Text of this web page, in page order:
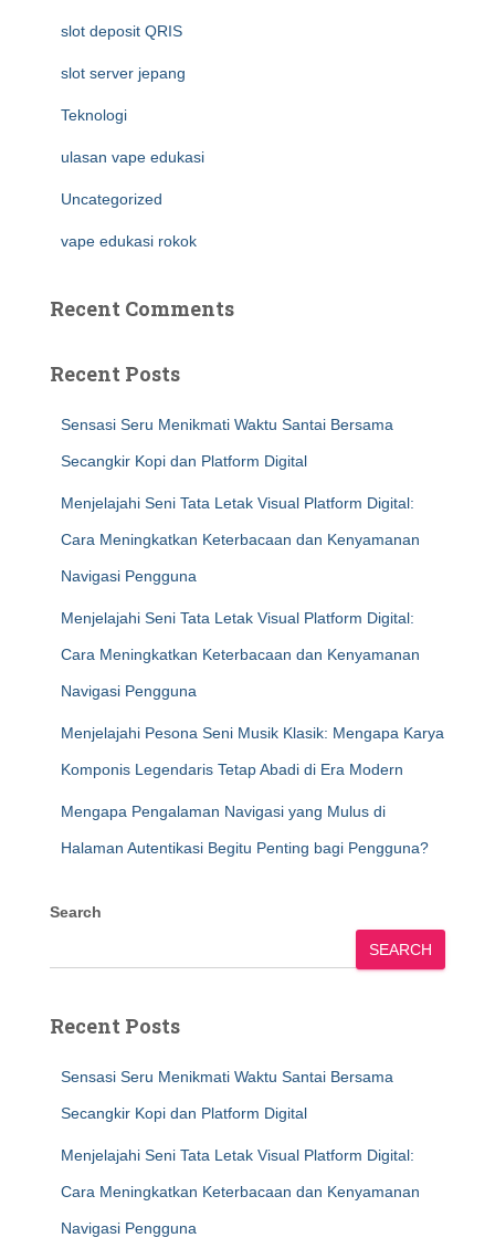
slot deposit QRIS
slot server jepang
Teknologi
ulasan vape edukasi
Uncategorized
vape edukasi rokok
Recent Comments
Recent Posts
Sensasi Seru Menikmati Waktu Santai Bersama
Secangkir Kopi dan Platform Digital
Menjelajahi Seni Tata Letak Visual Platform Digital:
Cara Meningkatkan Keterbacaan dan Kenyamanan
Navigasi Pengguna
Menjelajahi Seni Tata Letak Visual Platform Digital:
Cara Meningkatkan Keterbacaan dan Kenyamanan
Navigasi Pengguna
Menjelajahi Pesona Seni Musik Klasik: Mengapa Karya
Komponis Legendaris Tetap Abadi di Era Modern
Mengapa Pengalaman Navigasi yang Mulus di
Halaman Autentikasi Begitu Penting bagi Pengguna?
Search
SEARCH
Recent Posts
Sensasi Seru Menikmati Waktu Santai Bersama
Secangkir Kopi dan Platform Digital
Menjelajahi Seni Tata Letak Visual Platform Digital:
Cara Meningkatkan Keterbacaan dan Kenyamanan
Navigasi Pengguna